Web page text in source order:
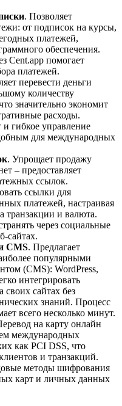
. Позволяет
от подписок на курсы,
платежей,
обеспечения.
Cent.app помогает
платежей.
перевести деньги
количеству
значительно экономит
расходы.
гибкое управление
для международных
. Упрощает продажу
– предоставляет
ссылок.
ссылки для
платежей, настраивая
транзакции и валюта.
через социальные
сайтах.
CMS. Предлагает
популярными
(CMS): WordPress,
интегрировать
своих сайтах без
знаний. Процесс
всего несколько минут.
на карту онлайн
международных
как PCI DSS, что
и транзакций.
методы шифрования
карт и личных данных